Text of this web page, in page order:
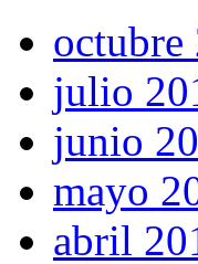
octubre
julio
junio
mayo
abril